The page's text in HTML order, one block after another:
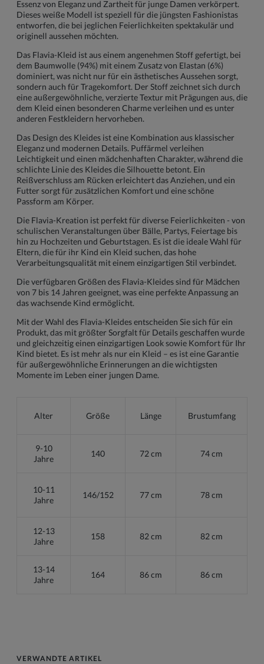
Essenz von Eleganz und Zartheit für junge Damen verkörpert.
Dieses weiße Modell ist speziell für die jüngsten Fashionistas
entworfen, die bei jeglichen Feierlichkeiten spektakulär und
originell aussehen möchten.
Das Flavia-Kleid ist aus einem angenehmen Stoff gefertigt, bei
dem Baumwolle (94%) mit einem Zusatz von Elastan (6%)
dominiert, was nicht nur für ein ästhetisches Aussehen sorgt,
sondern auch für Tragekomfort. Der Stoff zeichnet sich durch
eine außergewöhnliche, verzierte Textur mit Prägungen aus, die
dem Kleid einen besonderen Charme verleihen und es unter
anderen Festkleidern hervorheben.
Das Design des Kleides ist eine Kombination aus klassischer
Eleganz und modernen Details. Puffärmel verleihen
Leichtigkeit und einen mädchenhaften Charakter, während die
schlichte Linie des Kleides die Silhouette betont. Ein
Reißverschluss am Rücken erleichtert das Anziehen, und ein
Futter sorgt für zusätzlichen Komfort und eine schöne
Passform am Körper.
Die Flavia-Kreation ist perfekt für diverse Feierlichkeiten - von
schulischen Veranstaltungen über Bälle, Partys, Feiertage bis
hin zu Hochzeiten und Geburtstagen. Es ist die ideale Wahl für
Eltern, die für ihr Kind ein Kleid suchen, das hohe
Verarbeitungsqualität mit einem einzigartigen Stil verbindet.
Die verfügbaren Größen des Flavia-Kleides sind für Mädchen
von 7 bis 14 Jahren geeignet, was eine perfekte Anpassung an
das wachsende Kind ermöglicht.
Mit der Wahl des Flavia-Kleides entscheiden Sie sich für ein
Produkt, das mit größter Sorgfalt für Details geschaffen wurde
und gleichzeitig einen einzigartigen Look sowie Komfort für Ihr
Kind bietet. Es ist mehr als nur ein Kleid – es ist eine Garantie
für außergewöhnliche Erinnerungen an die wichtigsten
Momente im Leben einer jungen Dame.
Alter Größe Länge Brustumfang
9-10
Jahre
140 72 cm 74 cm
10-11
Jahre
146/152 77 cm 78 cm
12-13
Jahre
158 82 cm 82 cm
13-14
Jahre
164 86 cm 86 cm
VERWANDTE ARTIKEL